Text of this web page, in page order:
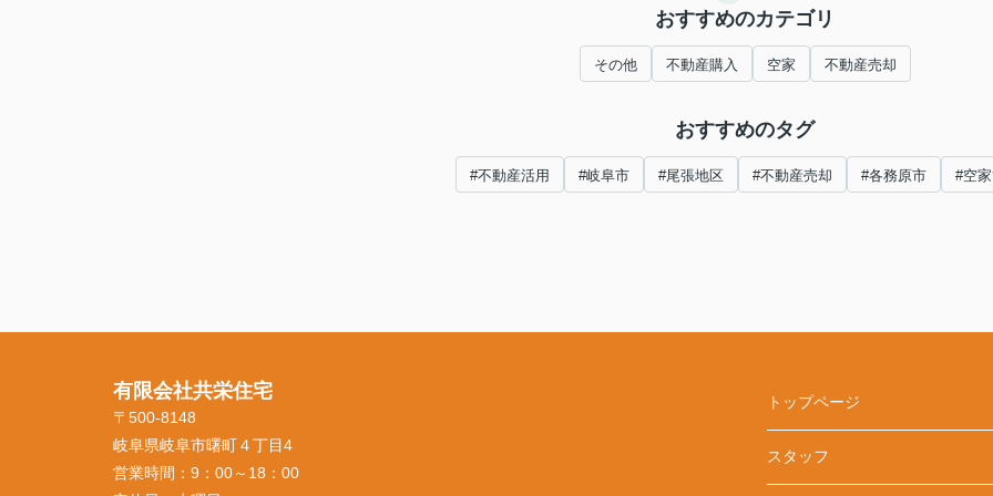
おすすめのカテゴリ
その他 不動産購入 空家 不動産売却
おすすめのタグ
#不動産活用 #岐阜市 #尾張地区 #不動産売却 #各務原市 #空
有限会社共栄住宅
〒500-8148
岐阜県岐阜市曙町４丁目4
営業時間： 9：00～18：00
トップページ
スタッフ